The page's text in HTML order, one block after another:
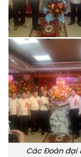
Các Đoàn đại